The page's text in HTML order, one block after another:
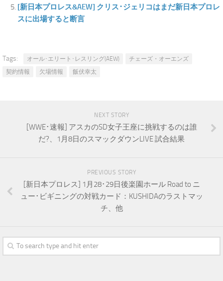
[新日本プロレス&AEW] クリス･ジェリコはまだ新日本プロレ
スに出場すると断言
Tags: オール･エリート･レスリング(AEW)
チェーズ・オーエンズ
契約情報
欠場情報 飯伏幸太
NEXT STORY
[WWE･速報] アスカのSD女子王座に挑戦するのは誰
だ?、1月8日のスマックダウンLIVE 試合結果
PREVIOUS STORY
[新日本プロレス] 1月28･29日後楽園ホール Road to ニ
ュー･ビギニングの対戦カード：KUSHIDAのラストマッ
チ、他